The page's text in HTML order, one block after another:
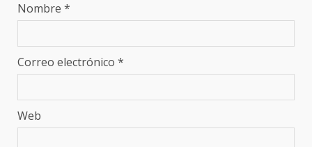
Nombre *
Correo electrónico *
Web